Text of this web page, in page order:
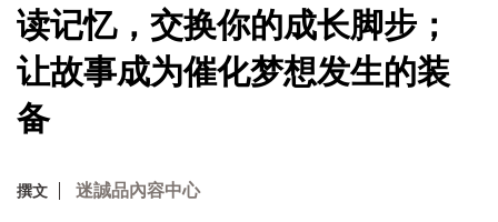
读记忆，交换你的成长脚步；
让故事成为催化梦想发生的装
备
撰文 迷誠品內容中心